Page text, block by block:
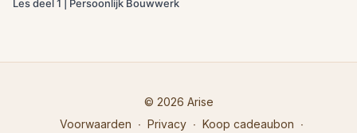
Les deel 1 | Persoonlijk Bouwwerk
© 2026 Arise
Voorwaarden ∙ Privacy ∙ Koop cadeaubon ∙